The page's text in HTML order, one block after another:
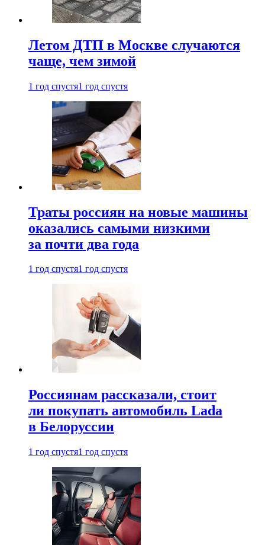
Летом ДТП в Москве случаются
чаще, чем зимой
1 год спустя1 год спустя
Траты россиян на новые машины
оказались самыми низкими
за почти два года
1 год спустя1 год спустя
Россиянам рассказали, стоит
ли покупать автомобиль Lada
в Белоруссии
1 год спустя1 год спустя